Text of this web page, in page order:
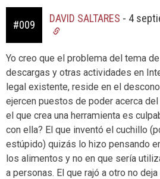
#009
DAVID SALTARES - 4
Yo creo que el problema del tema
descargas y otras actividades en
legal existente, reside en el
ejercen puestos de poder acerca
el que crea una herramienta es
con ella? El que inventó el cuchillo
estúpido) quizás lo hizo pensando
los alimentos y no en que sería
a personas. El que rajó a otro no